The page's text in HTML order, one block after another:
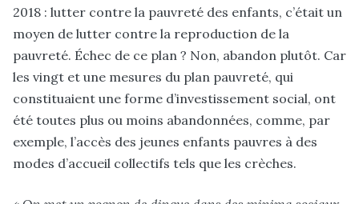
2018 : lutter contre la pauvreté des enfants, c’était un
moyen de lutter contre la reproduction de la
pauvreté. Échec de ce plan ? Non, abandon plutôt. Car
les vingt et une mesures du plan pauvreté, qui
constituaient une forme d’investissement social, ont
été toutes plus ou moins abandonnées, comme, par
exemple, l’accès des jeunes enfants pauvres à des
modes d’accueil collectifs tels que les crèches.